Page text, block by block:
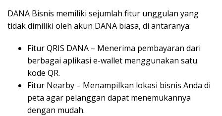
DANA Bisnis memiliki sejumlah fitur unggulan yang
tidakdimiliki oleh akun DANA biasa, di antaranya:
Fitur QRIS DANA – Menerima pembayaran dari
berbagai aplikasi e-wallet menggunakan satu
kode QR.
Fitur Nearby – Menampilkan lokasi bisnis Anda di
peta agar pelanggan dapat menemukannya
dengan mudah.